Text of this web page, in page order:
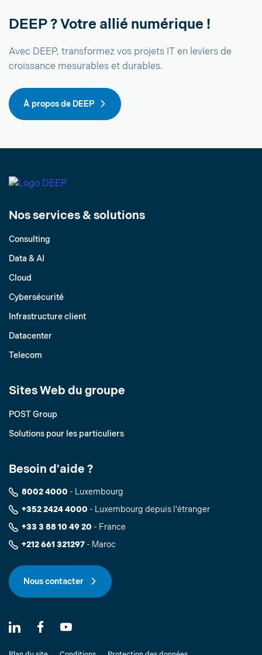
DEEP ? Votre allié numérique !
Avec DEEP, transformez vos projets IT en leviers de
croissance mesurables et durables.
À propos de DEEP
Nos services & solutions
Consulting
Data & AI
Cloud
Cybersécurité
Infrastructure client
Datacenter
Telecom
Sites Web du groupe
POST Group
Solutions pour les particuliers
Besoin d'aide ?
8002 4000 - Luxembourg
+352 2424 4000 - Luxembourg depuis l'étranger
+33 3 88 10 49 20 - France
+212 661 321297 - Maroc
Nous contacter